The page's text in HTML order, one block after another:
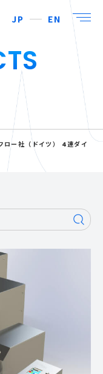
JP EN
ー社（ドイツ） 4連ダイ